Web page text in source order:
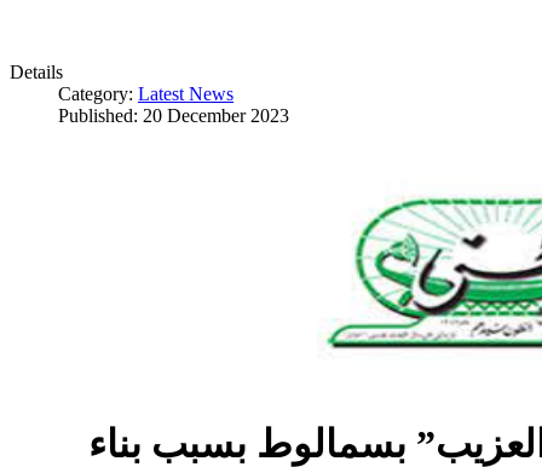
Details
Category: Latest News
Published: 20 December 2023
بسمالوط بسبب بناء